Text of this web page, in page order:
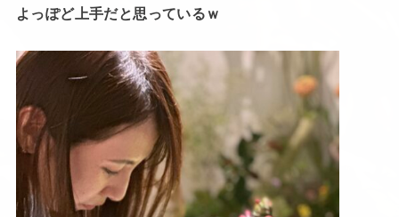
よっぽど上手だと思っているｗ